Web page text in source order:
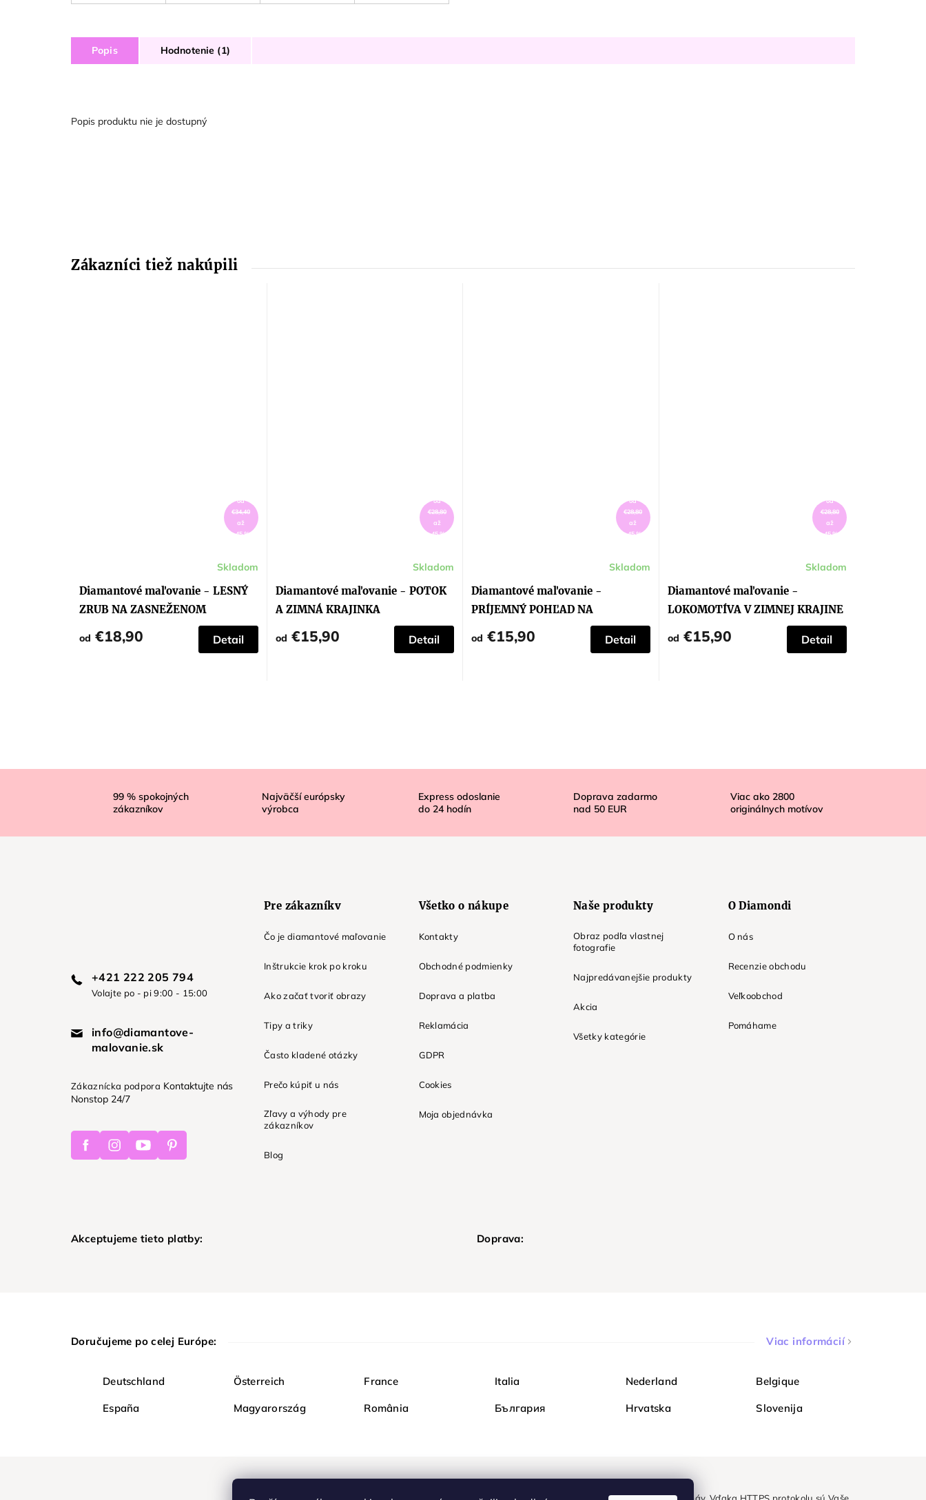
Popis Hodnotenie (1)
Popis produktu nie je dostupný
od
€34,40
až
–45 %
Diamantové maľovanie - LESNÝ
ZRUB NA ZASNEŽENOM
KOPČEKU
Skladom
od €18,90 Detail
od
€28,80
až
–45 %
Diamantové maľovanie - POTOK
A ZIMNÁ KRAJINKA
Skladom
od €15,90 Detail
od
€28,80
až
–45 %
Diamantové maľovanie -
PRÍJEMNÝ POHĽAD NA
ZASNEŽENÉ JAZERO
Skladom
od €15,90 Detail
od
€28,80
až
–45 %
Diamantové maľovanie -
LOKOMOTÍVA V ZIMNEJ KRAJINE
Skladom
od €15,90 Detail
ä
99% spokojných
zákazníkov
Najväčší európsky
výrobca
Express odoslanie
do 24 hodín
Doprava zadarmo
nad 50 EUR
Viac ako 2800
originálnych motívov
+421 222 205 794
Volajte po - pi 9:00 - 15:00
info@diamantove-
malovanie.sk
Zákaznícka podpora Kontaktujte nás
Nonstop 24/7
FacebookInstagramYoutubePinterest
Pre zákazníkv
Čo je diamantové maľovanie
Inštrukcie krok po kroku
Ako začať tvoriť obrazy
Tipy a triky
Často kladené otázky
Prečo kúpiť u nás
Zľavy a výhody pre
zákazníkov
Blog
Všetko o nákupe
Kontakty
Obchodné podmienky
Doprava a platba
Reklamácia
GDPR
Cookies
Moja objednávka
Naše produkty
Obraz podľa vlastnej
fotografie
Najpredávanejšie produkty
Akcia
Všetky kategórie
O Diamondi
O nás
Recenzie obchodu
Veľkoobchod
Pomáhame
Akceptujeme tieto platby: Doprava:
Doručujeme po celej Európe: Viac informácií
Deutschland Österreich France Italia Nederland Belgique
España Magyarország România България Hrvatska Slovenija